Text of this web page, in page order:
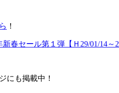
！
春セール第１弾【Ｈ29/01/14～
にも掲載中！